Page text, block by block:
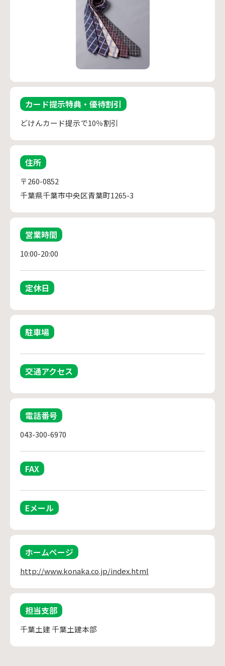
カード提示特典・優待割引
どけんカード提示で10％割引
住所
〒260-0852
千葉県千葉市中央区青葉町1265-3
営業時間
10:00-20:00
定休日
駐車場
交通アクセス
電話番号
043-300-6970
FAX
Eメール
ホームページ
http://www.konaka.co.jp/index.html
担当支部
千葉土建 千葉土建本部